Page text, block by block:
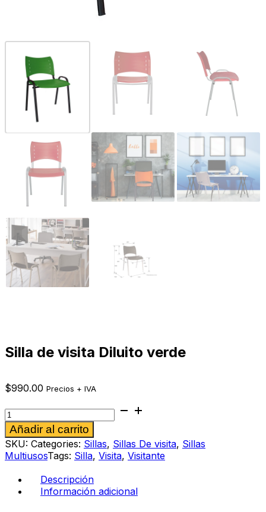
Silla de visita Diluito verde
$990.00 Precios + IVA
Silla
de
visita
Diluito
verde
cantidad
Añadir al carrito
SKU: Categories: Sillas, Sillas De visita, Sillas
MultiusosTags: Silla, Visita, Visitante
Descripción
Información adicional